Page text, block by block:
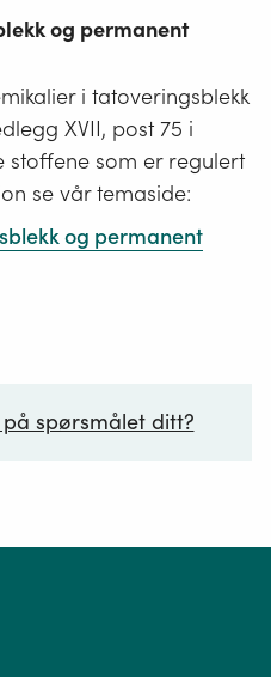
og permanent
i tatoveringsblekk
XVII, post 75 i
stoffene som er regulert
se vår temaside:
og permanent
spørsmålet ditt?